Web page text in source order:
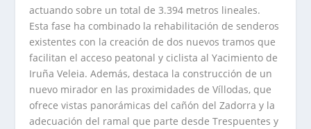
actuando sobre un total de 3.394 metros lineales.
Esta fase ha combinado la rehabilitación de senderos
existentes con la creación de dos nuevos tramos que
facilitan el acceso peatonal y ciclista al Yacimiento de
Iruña Veleia. Además, destaca la construcción de un
nuevo mirador en las proximidades de Víllodas, que
ofrece vistas panorámicas del cañón del Zadorra y la
adecuación del ramal que parte desde Trespuentes y